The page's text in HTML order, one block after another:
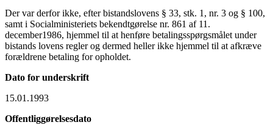
Der var derfor ikke, efter bistandslovens § 33, stk. 1, nr. 3 og § 100,
samt i Socialministeriets bekendtgørelse nr. 861 af 11.
december1986, hjemmel til at henføre betalingsspørgsmålet under
bistands lovens regler og dermed heller ikke hjemmel til at afkræve
forældrene betaling for opholdet.
Dato for underskrift
15.01.1993
Offentliggørelsesdato